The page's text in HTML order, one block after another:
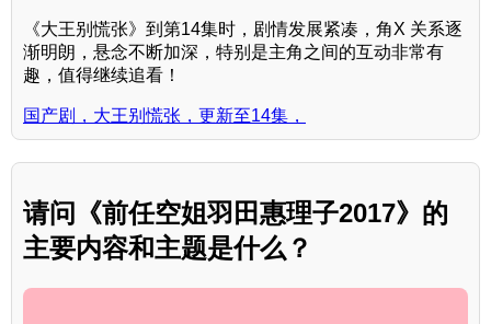
《大王别慌张》到第14集时，剧情发展紧凑，角X 关系逐
渐明朗，悬念不断加深，特别是主角之间的互动非常有
趣，值得继续追看！
国产剧，大王别慌张，更新至14集，
请问《前任空姐羽田惠理子2017》的
主要内容和主题是什么？